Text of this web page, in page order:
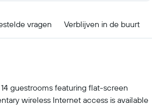
vragen Verblijven in de buurt
guestrooms featuring flat-screen
wireless Internet access is available